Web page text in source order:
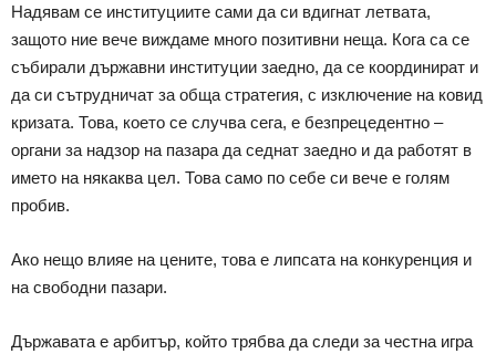
Надявам се институциите сами да си вдигнат летвата,
защото ние вече виждаме много позитивни неща. Кога са се
събирали държавни институции заедно, да се координират и
да си сътрудничат за обща стратегия, с изключение на ковид
кризата. Това, което се случва сега, е безпрецедентно –
органи за надзор на пазара да седнат заедно и да работят в
името на някаква цел. Това само по себе си вече е голям
пробив.
Ако нещо влияе на цените, това е липсата на конкуренция и
на свободни пазари.
Държавата е арбитър, който трябва да следи за честна игра